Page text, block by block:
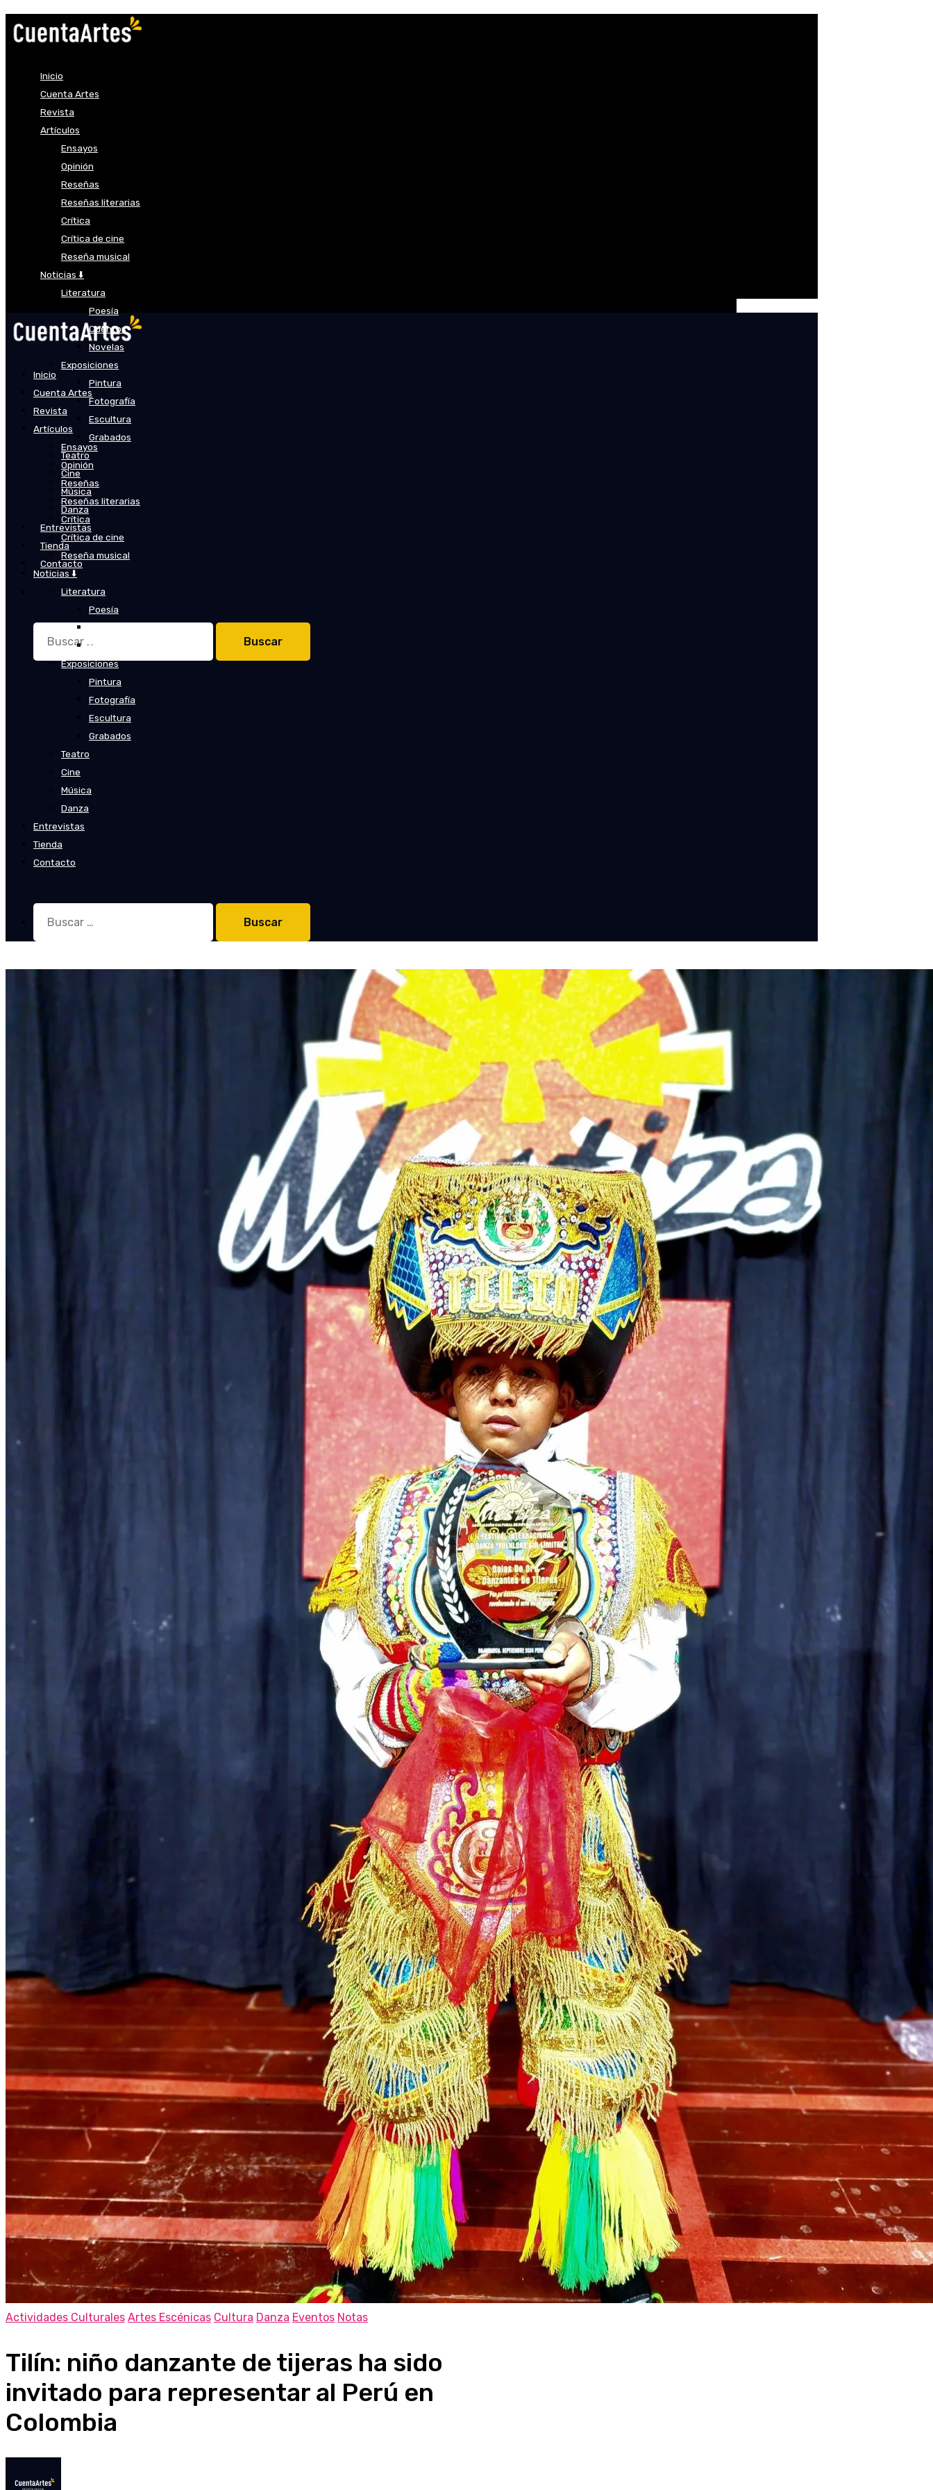
Inicio
Cuenta Artes
Revista
Artículos
Ensayos
Opinión
Reseñas
Reseñas literarias
Crítica
Crítica de cine
Reseña musical
Noticias ⬇️
Literatura
Poesía
Cuentos
Novelas
Exposiciones
Pintura
Fotografía
Escultura
Grabados
Teatro
Cine
Música
Danza
Entrevistas
Tienda
Contacto
Buscar:
Inicio
Cuenta Artes
Revista
Artículos
Ensayos
Opinión
Reseñas
Reseñas literarias
Crítica
Crítica de cine
Reseña musical
Noticias ⬇️
Literatura
Poesía
Novelas
Exposiciones
Pintura
Fotografía
Escultura
Grabados
Teatro
Cine
Música
Danza
Entrevistas
Tienda
Contacto
Buscar:
Actividades Culturales Artes Escénicas Cultura Danza Eventos Notas
Tilín: niño danzante de tijeras ha sido
invitado para representar al Perú en
Colombia